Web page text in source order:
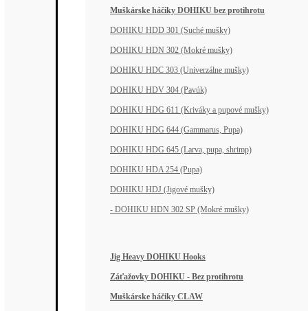
Muškárske háčiky DOHIKU bez protihrotu
DOHIKU HDD 301 (Suché mušky)
DOHIKU HDN 302 (Mokré mušky)
DOHIKU HDC 303 (Univerzálne mušky)
DOHIKU HDV 304 (Pavúk)
DOHIKU HDG 611 (Kriváky a pupové mušky)
DOHIKU HDG 644 (Gammarus, Pupa)
DOHIKU HDG 645 (Larva, pupa, shrimp)
DOHIKU HDA 254 (Pupa)
DOHIKU HDJ (Jigové mušky)
- DOHIKU HDN 302 SP (Mokré mušky)
Jig Heavy DOHIKU Hooks
Záťažovky DOHIKU - Bez protihrotu
Muškárske háčiky CLAW